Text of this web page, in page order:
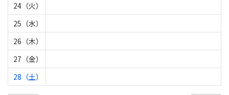
24（火）
25（水）
26（木）
27（金）
28（土）